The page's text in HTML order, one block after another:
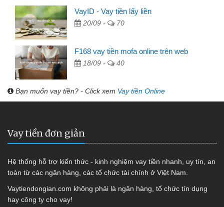
VayID - Vay tiền lấy liền
20/09 - 70
F168 vay tiền mofa online trên web
18/09 - 40
Bạn muốn vay tiền? - Click xem Vay tiền Online
Vay tiền đơn giản
Hệ thống hỗ trợ kiến thức - kinh nghiệm vay tiền nhanh, uy tín, an
toàn từ các ngân hàng, các tổ chức tài chính ở Việt Nam.
Vaytiendongian.com không phải là ngân hàng, tổ chức tín dụng
hay công ty cho vay!